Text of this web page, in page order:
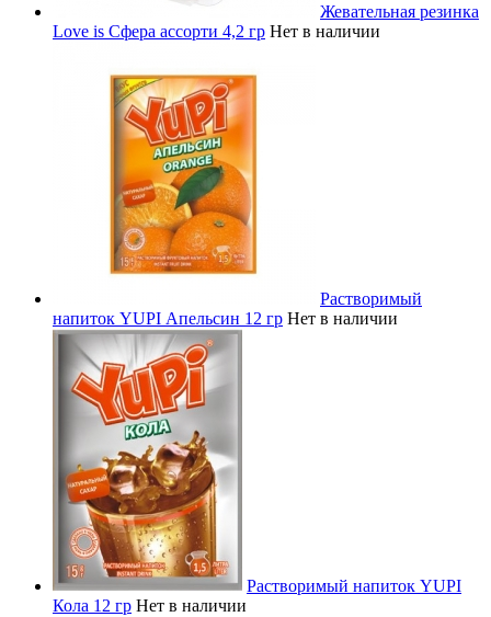
Жевательная резинка
Love is Сфера ассорти 4,2 гр Нет в наличии
Растворимый
напиток YUPI Апельсин 12 гр Нет в наличии
Растворимый напиток YUPI
Кола 12 гр Нет в наличии